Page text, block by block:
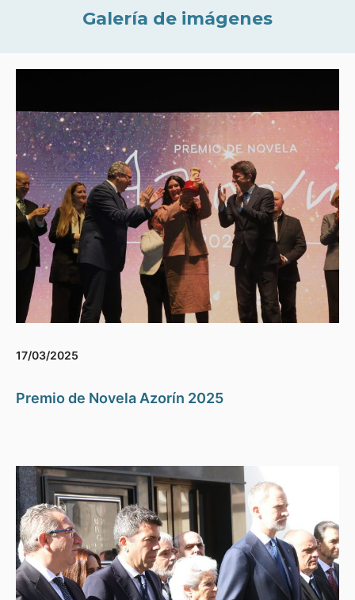
Galería de imágenes
17/03/2025
Premio de Novela Azorín 2025